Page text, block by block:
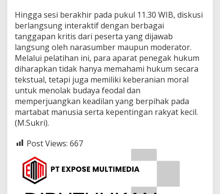
Hingga sesi berakhir pada pukul 11.30 WIB, diskusi
berlangsung interaktif dengan berbagai
tanggapan kritis dari peserta yang dijawab
langsung oleh narasumber maupun moderator.
Melalui pelatihan ini, para aparat penegak hukum
diharapkan tidak hanya memahami hukum secara
tekstual, tetapi juga memiliki keberanian moral
untuk menolak budaya feodal dan
memperjuangkan keadilan yang berpihak pada
martabat manusia serta kepentingan rakyat kecil.
(M.Sukri).
Post Views: 667